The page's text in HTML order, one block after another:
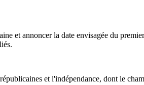
et annoncer la date envisagée du
et l'indépendance, dont le